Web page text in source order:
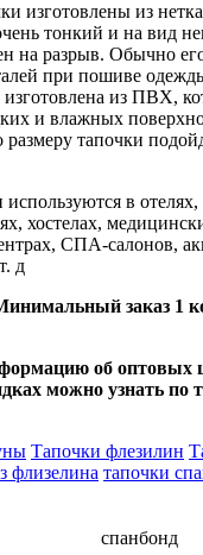
изготовлены из
тонкий и на вид
на разрыв. Обычно
при пошиве
изготовлена из ПВХ,
и влажных
тапочки
в
хостелах,
СПА-салонов,
д
заказ 1
об оптовых
можно узнать по
Тапочки флезилин
флизелина тапочки
спанбонд